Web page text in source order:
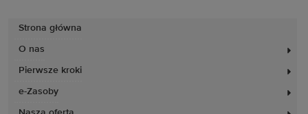
Strona główna
O nas
Pierwsze kroki
e-Zasoby